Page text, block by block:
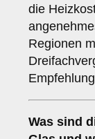
die
Regionen
Was sind